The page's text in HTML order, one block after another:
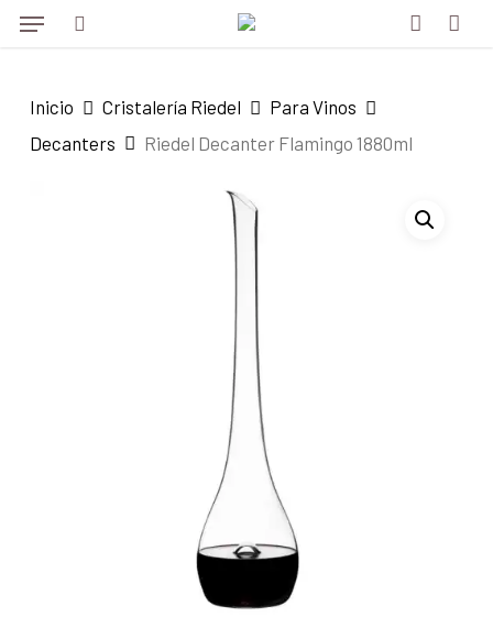
Skip
content
Menu
Inicio Cristalería Riedel
Para Vinos
Decanters
Riedel Decanter Flamingo 1880ml